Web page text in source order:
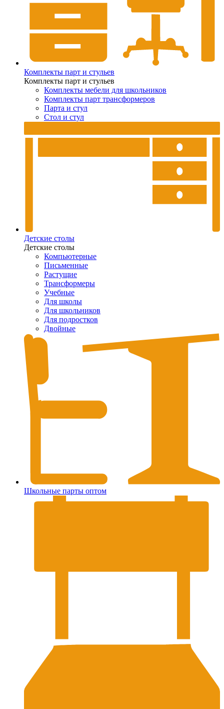
Комплекты парт и стульев
Комплекты парт и стульев
Комплекты мебели для школьников
Комплекты парт трансформеров
Парта и стул
Стол и стул
Детские столы
Детские столы
Компьютерные
Письменные
Растущие
Трансформеры
Учебные
Для школы
Для школьников
Для подростков
Двойные
Школьные парты оптом